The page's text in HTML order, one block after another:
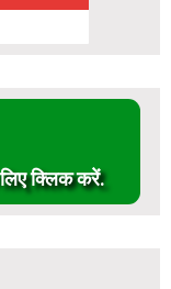
क्लिक करें.